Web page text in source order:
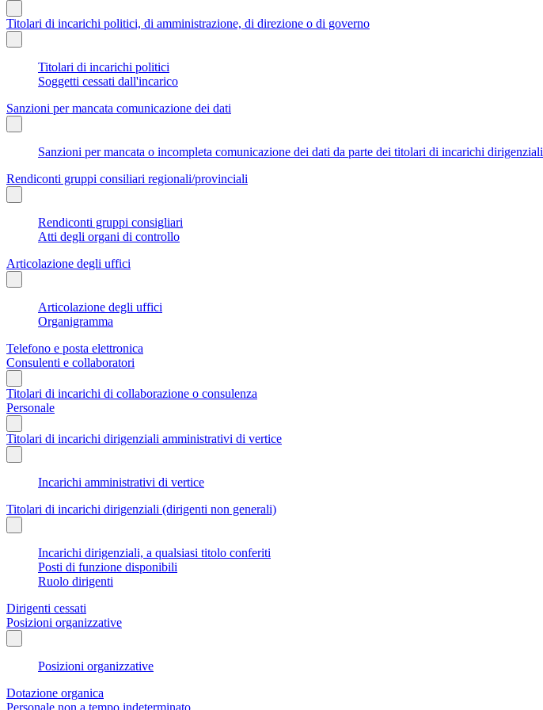
Titolari di incarichi politici, di amministrazione, di direzione o di governo
Titolari di incarichi politici
Soggetti cessati dall'incarico
Sanzioni per mancata comunicazione dei dati
Sanzioni per mancata o incompleta comunicazione dei dati da parte dei titolari di incarichi dirigenziali
Rendiconti gruppi consiliari regionali/provinciali
Rendiconti gruppi consigliari
Atti degli organi di controllo
Articolazione degli uffici
Articolazione degli uffici
Organigramma
Telefono e posta elettronica
Consulenti e collaboratori
Titolari di incarichi di collaborazione o consulenza
Personale
Titolari di incarichi dirigenziali amministrativi di vertice
Incarichi amministrativi di vertice
Titolari di incarichi dirigenziali (dirigenti non generali)
Incarichi dirigenziali, a qualsiasi titolo conferiti
Posti di funzione disponibili
Ruolo dirigenti
Dirigenti cessati
Posizioni organizzative
Posizioni organizzative
Dotazione organica
Personale non a tempo indeterminato